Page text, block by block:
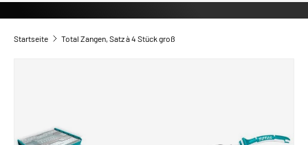
Startseite Total Zangen, Satz à 4 Stück groß